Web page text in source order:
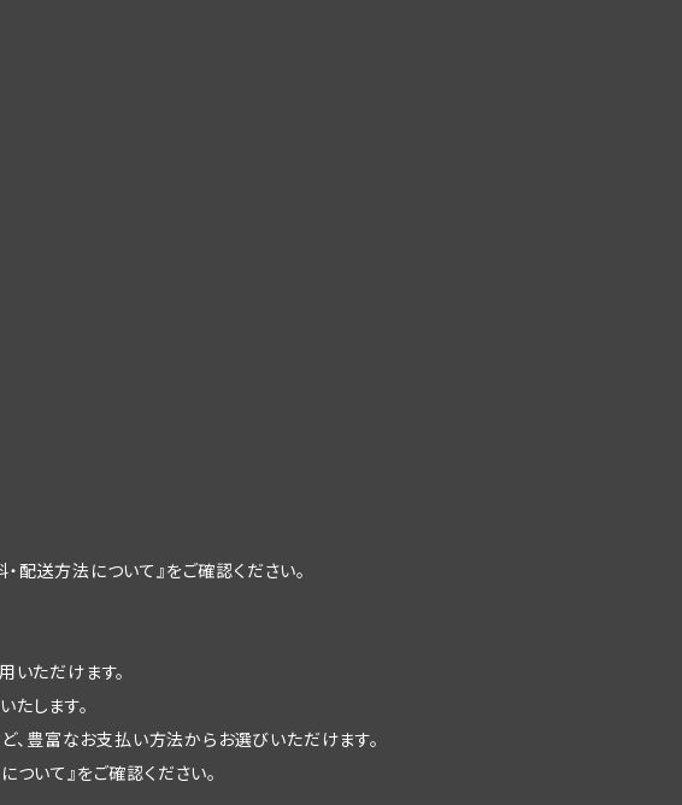
配送方法について』をご確認ください。
いただけます。
します。
、豊富なお支払い方法からお選びいただけます。
いて』をご確認ください。